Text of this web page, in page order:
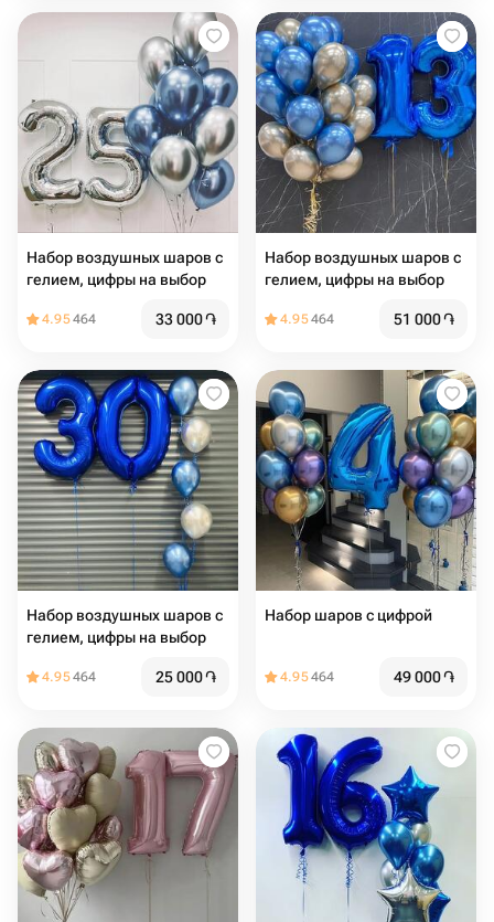
Набор воздушных шаров с
гелием, цифры на выбор
4.95464 33 000֏
Набор воздушных шаров с
гелием, цифры на выбор
4.95464 51 000֏
Набор воздушных шаров с
гелием, цифры на выбор
4.95464 25 000֏
Набор шаров с цифрой
4.95464 49 000֏